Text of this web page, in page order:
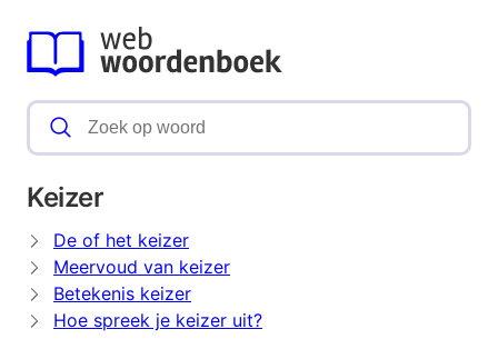
Keizer
De of het keizer
Meervoud van keizer
Betekenis keizer
Hoe spreek je keizer uit?